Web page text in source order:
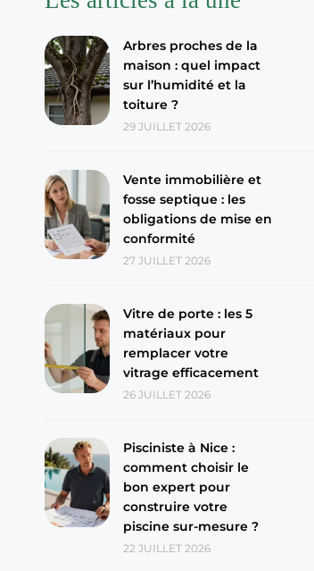
Arbres proches de la
maison : quel impact
sur l’humidité et la
toiture ?
29 JUILLET 2026
Vente immobilière et
fosse septique : les
obligations de mise en
conformité
27 JUILLET 2026
Vitre de porte : les 5
matériaux pour
remplacer votre
vitrage efficacement
26 JUILLET 2026
Pisciniste à Nice :
comment choisir le
bon expert pour
construire votre
piscine sur-mesure ?
22 JUILLET 2026